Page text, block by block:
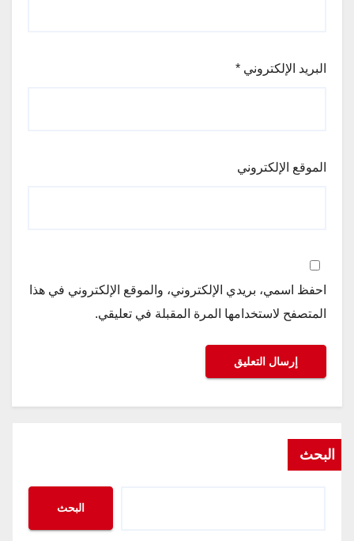
البريد الإلكتروني *
الموقع الإلكتروني
احفظ اسمي، بريدي الإلكتروني، والموقع الإلكتروني في هذا
المتصفح لاستخدامها المرة المقبلة في تعليقي.
البحث
البحث